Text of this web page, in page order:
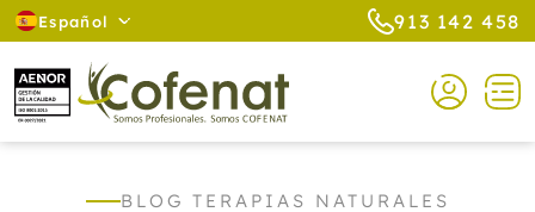
Español 913 142 458
BLOG TERAPIAS NATURALES